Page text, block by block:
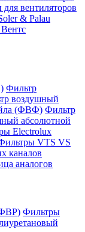
для вентиляторов
& Palau
Фильтр
воздушный
(ФВФ) Фильтр
абсолютной
Electrolux
VTS VS
каналов
аналогов
Фильтры